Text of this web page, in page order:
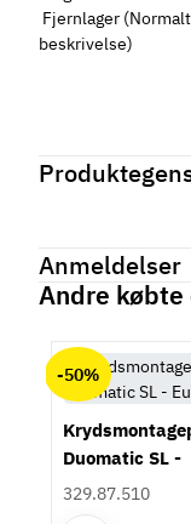
Fjernlager
beskrivelse)
Produktinformation
Zinklegering
Hulafstand
96 mm
128 mm
160 mm
320 mm
Anmeldelser
Andre købte
-50%
Duomatic SL -
Euroskruer
329.87.510